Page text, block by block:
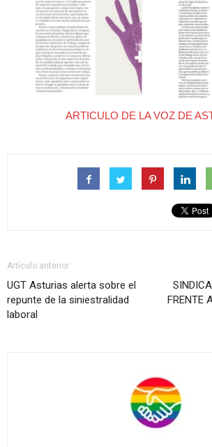
ARTICULO DE LA VOZ DE
Artículo anterior
UGT Asturias alerta sobre el
repunte de la siniestralidad
laboral
FRENTE